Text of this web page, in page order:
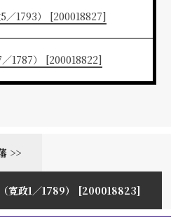
／1793） [200018827]
1787） [200018822]
>>
寛政1／1789） [200018823]